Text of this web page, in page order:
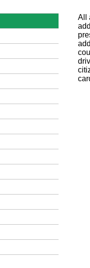
All